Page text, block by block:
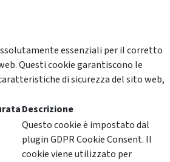
essenziali per il corretto
Questi cookie garantiscono le
di sicurezza del sito web,
Descrizione
Questo cookie è impostato dal
plugin GDPR Cookie Consent. Il
cookie viene utilizzato per